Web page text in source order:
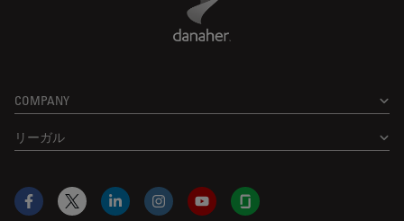
COMPANY
リーガル
Facebook
X LinkedInInstagramYouTubeGlassdoor